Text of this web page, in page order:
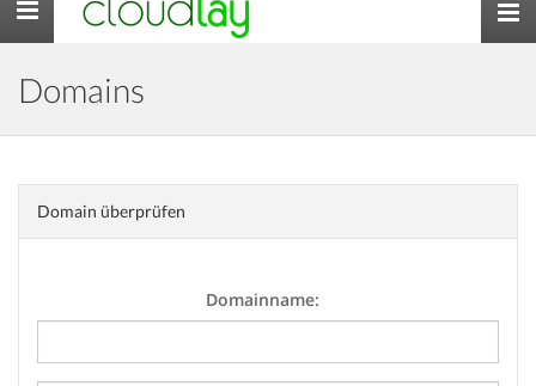
Toggle
navigation
Domains
Domain überprüfen
Domainname: